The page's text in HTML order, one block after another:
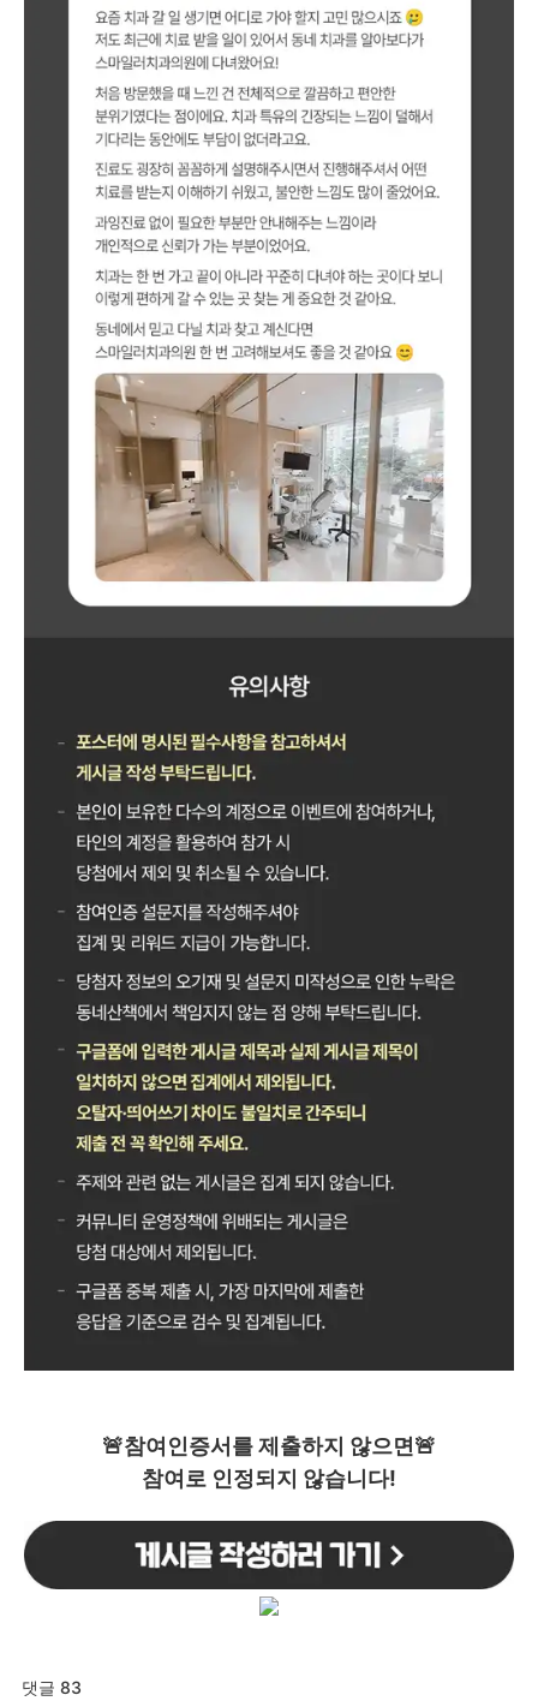
🚨참여인증서를 제출하지 않으면🚨
참여로 인정되지 않습니다!
댓글 83